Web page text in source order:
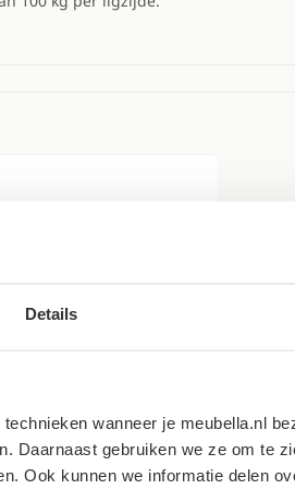
Details
wanneer je meubella.nl
Daarnaast gebruiken we ze om te
Ook kunnen we informatie delen